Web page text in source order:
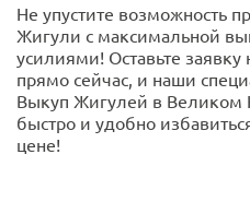
Не упустите возможность
Жигули с максимальной
усилиями! Оставьте заявку
прямо сейчас, и наши
Выкуп Жигулей в Великом
быстро и удобно
цене!